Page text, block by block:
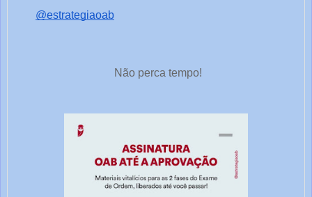
@estrategiaoab
Não perca tempo!